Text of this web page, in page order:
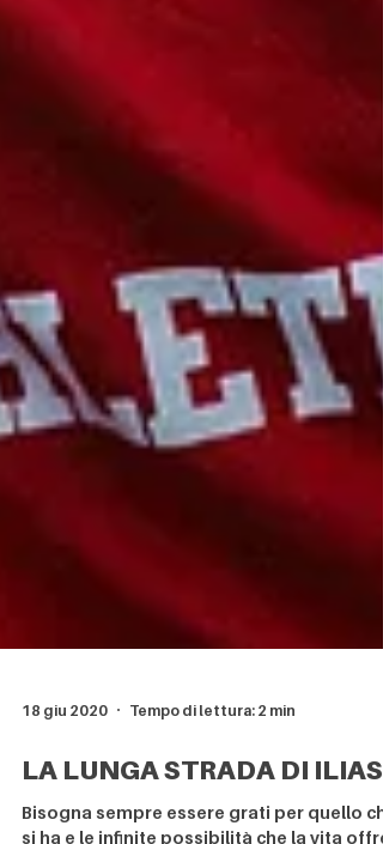
18 giu 2020 Tempo di lettura: 2 min
LA LUNGA STRADA DI ILIASS